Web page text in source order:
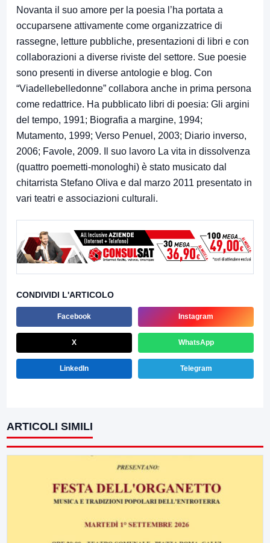
Novanta il suo amore per la poesia l’ha portata a
occuparsene attivamente come organizzatrice di
rassegne, letture pubbliche, presentazioni di libri e con
collaborazioni a diverse riviste del settore. Sue poesie
sono presenti in diverse antologie e blog. Con
“Viadellebelledonne” collabora anche in prima persona
come redattrice. Ha pubblicato libri di poesia: Gli argini
del tempo, 1991; Biografia a margine, 1994;
Mutamento, 1999; Verso Penuel, 2003; Diario inverso,
2006; Favole, 2009. Il suo lavoro La vita in dissolvenza
(quattro poemetti-monologhi) è stato musicato dal
chitarrista Stefano Oliva e dal marzo 2011 presentato in
vari teatri e associazioni culturali.
CONDIVIDI L'ARTICOLO
Facebook Instagram
X WhatsApp
LinkedIn Telegram
ARTICOLI SIMILI